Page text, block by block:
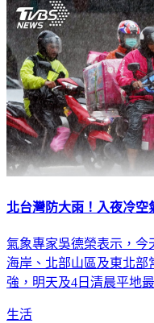
北台灣防大雨！入夜冷
氣象專家吳德榮表示，今
海岸、北部山區及東北部
強，明天及4日清晨平地
生活